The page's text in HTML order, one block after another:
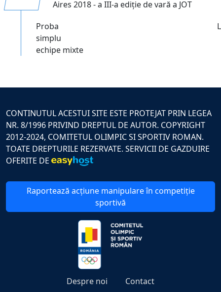
Aires 2018 - a III-a ediție de vară a JOT
Proba
simplu
echipe mixte
CONTINUTUL ACESTUI SITE ESTE PROTEJAT PRIN LEGEA
NR. 8/1996 PRIVIND DREPTUL DE AUTOR. COPYRIGHT
2012-2024, COMITETUL OLIMPIC SI SPORTIV ROMAN.
TOATE DREPTURILE REZERVATE. SERVICII DE GAZDUIRE
OFERITE DE
Raportează acțiune manipulare în competiție
sportivă
Despre noi Contact